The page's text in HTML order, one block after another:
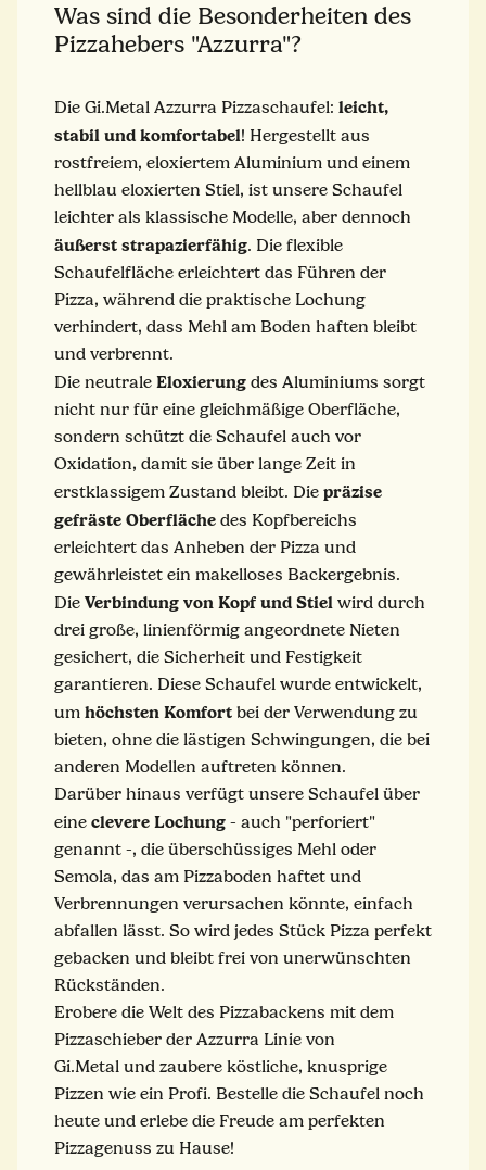
Was sind die Besonderheiten des
Pizzahebers "Azzurra"?
Die Gi.Metal Azzurra Pizzaschaufel: leicht,
stabil und komfortabel! Hergestellt aus
rostfreiem, eloxiertem Aluminium und einem
hellblau eloxierten Stiel, ist unsere Schaufel
leichter als klassische Modelle, aber dennoch
äußerst strapazierfähig. Die flexible
Schaufelfläche erleichtert das Führen der
Pizza, während die praktische Lochung
verhindert, dass Mehl am Boden haften bleibt
und verbrennt.
Die neutrale Eloxierung des Aluminiums sorgt
nicht nur für eine gleichmäßige Oberfläche,
sondern schützt die Schaufel auch vor
Oxidation, damit sie über lange Zeit in
erstklassigem Zustand bleibt. Die präzise
gefräste Oberfläche des Kopfbereichs
erleichtert das Anheben der Pizza und
gewährleistet ein makelloses Backergebnis.
Die Verbindung von Kopf und Stiel wird durch
drei große, linienförmig angeordnete Nieten
gesichert, die Sicherheit und Festigkeit
garantieren. Diese Schaufel wurde entwickelt,
um höchsten Komfort bei der Verwendung zu
bieten, ohne die lästigen Schwingungen, die bei
anderen Modellen auftreten können.
Darüber hinaus verfügt unsere Schaufel über
eine clevere Lochung - auch "perforiert"
genannt -, die überschüssiges Mehl oder
Semola, das am Pizzaboden haftet und
Verbrennungen verursachen könnte, einfach
abfallen lässt. So wird jedes Stück Pizza perfekt
gebacken und bleibt frei von unerwünschten
Rückständen.
Erobere die Welt des Pizzabackens mit dem
Pizzaschieber der Azzurra Linie von
Gi.Metal und zaubere köstliche, knusprige
Pizzen wie ein Profi. Bestelle die Schaufel noch
heute und erlebe die Freude am perfekten
Pizzagenuss zu Hause!